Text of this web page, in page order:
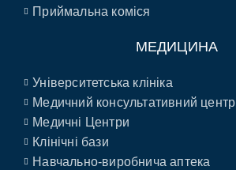
Приймальна коміся
МЕДИЦИНА
Університетська клініка
Медичний консультативний центр
Медичні Центри
Клінічні бази
Навчально-виробнича аптека